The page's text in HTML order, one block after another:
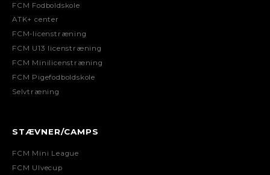
FCM Fodboldskole
ATK+ center
FCM-licenstræning
FCM U13 licenstræning
FCM Minilicenstræning
FCM Pigefodboldskole
Selvtræning
STÆVNER/CAMPS
FCM Mini League
FCM Ulvecup